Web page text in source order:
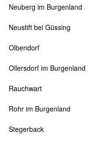
Neuberg im Burgenland
Neustift bei Güssing
Olbendorf
Ollersdorf im Burgenland
Rauchwart
Rohr im Burgenland
Stegerback